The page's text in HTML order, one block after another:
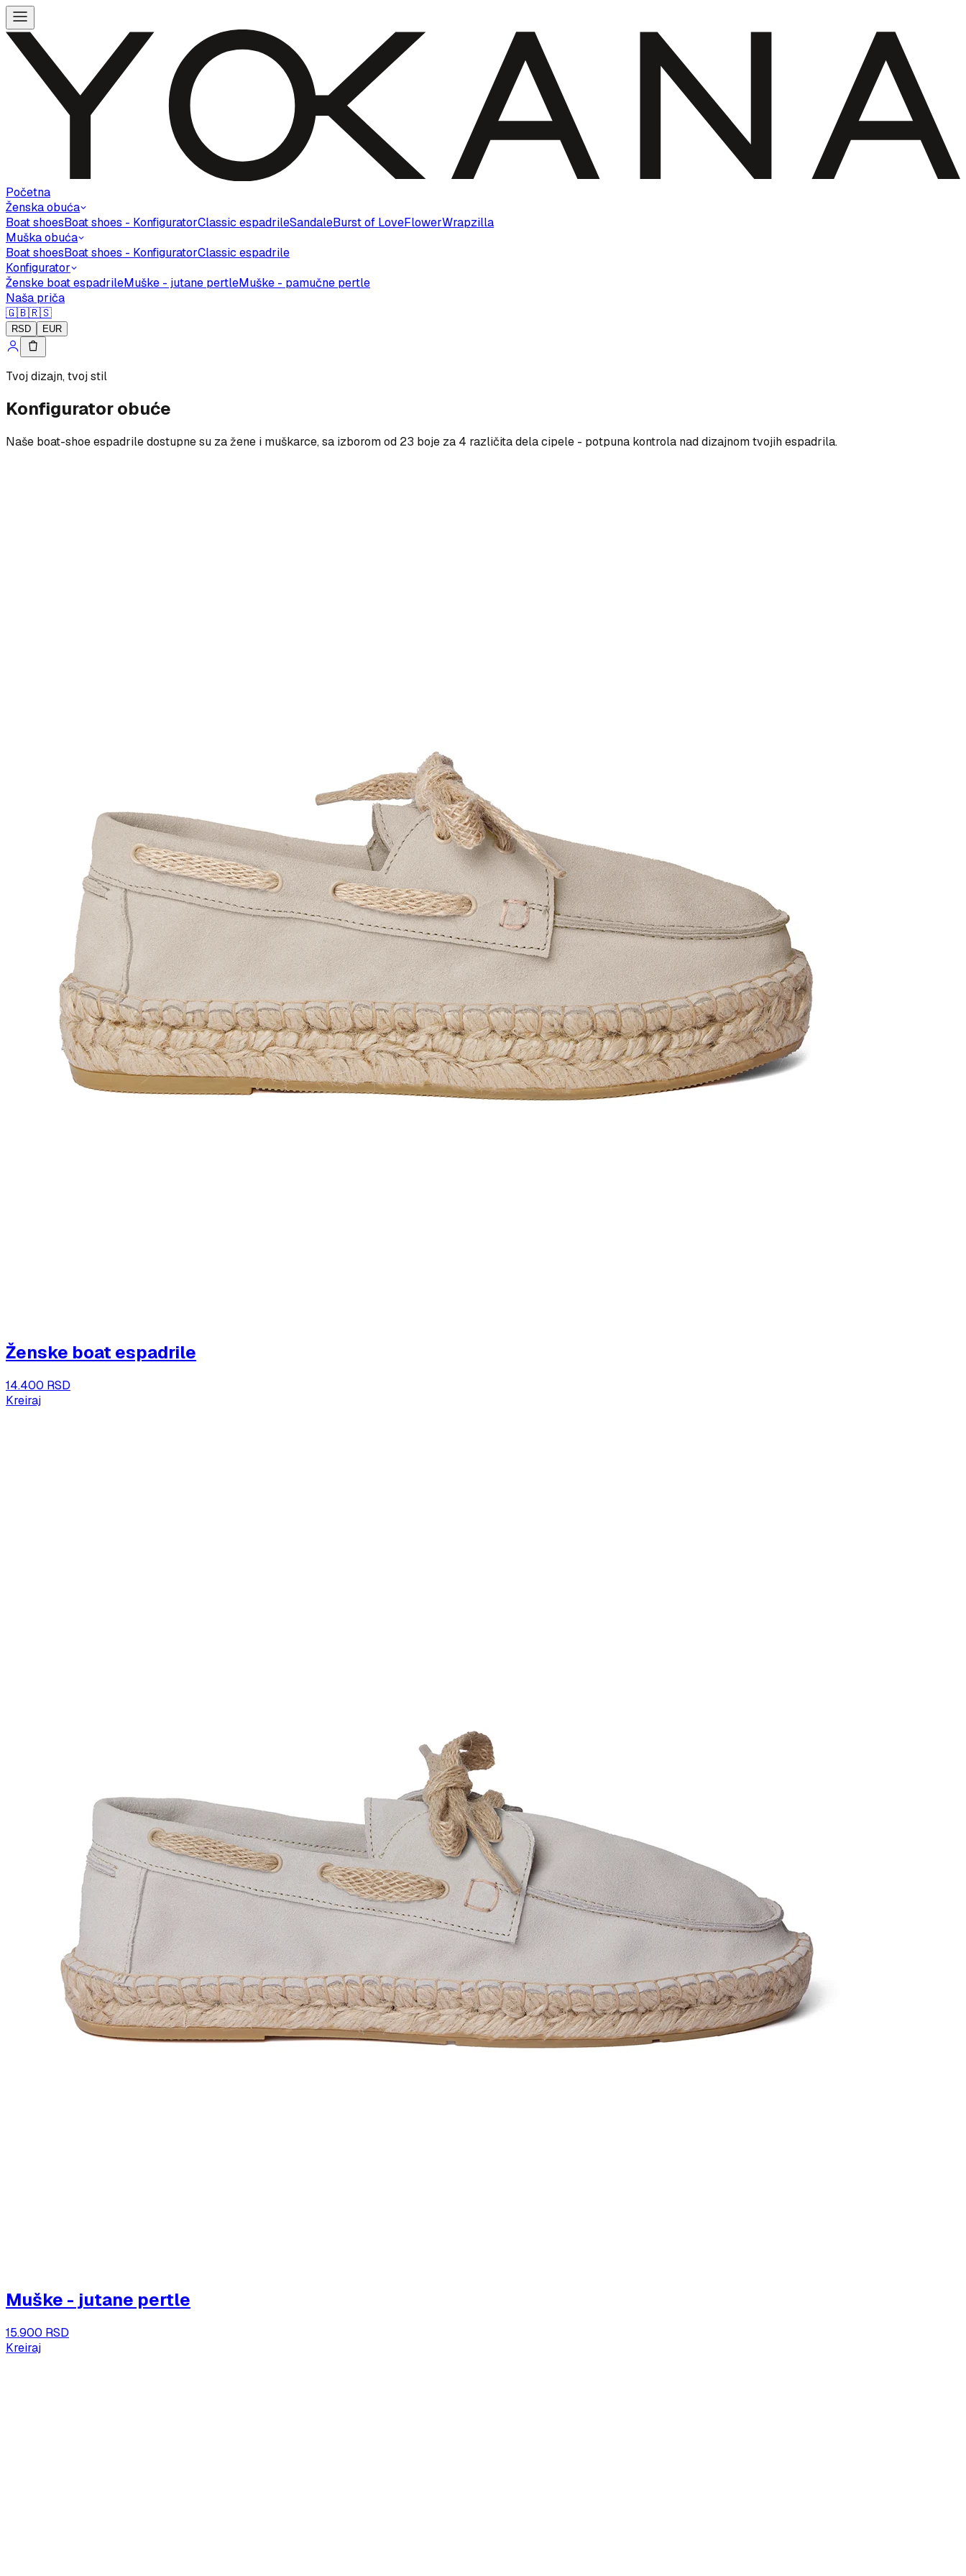
Početna
Ženska obuća
Boat shoesBoat shoes - KonfiguratorClassic espadrileSandaleBurst of LoveFlowerWrapzilla
Muška obuća
Boat shoesBoat shoes - KonfiguratorClassic espadrile
Konfigurator
Ženske boat espadrileMuške - jutane pertleMuške - pamučne pertle
Naša priča
🇬🇧🇷🇸
RSD EUR
Tvoj dizajn, tvoj stil
Konfigurator obuće
Naše boat-shoe espadrile dostupne su za žene i muškarce, sa izborom od 23 boje za 4 različita dela cipele - potpuna kontrola nad dizajnom tvojih espadrila.
Ženske boat espadrile
14.400 RSD
Kreiraj
Muške - jutane pertle
15.900 RSD
Kreiraj